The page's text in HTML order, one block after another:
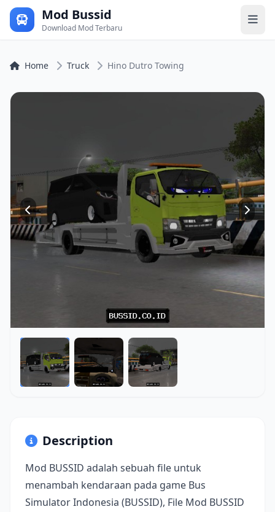
Mod Bussid
Download Mod Terbaru
Home Truck Hino Dutro Towing
Description
Mod BUSSID adalah sebuah file untuk
menambah kendaraan pada game Bus
Simulator Indonesia (BUSSID), File Mod BUSSID